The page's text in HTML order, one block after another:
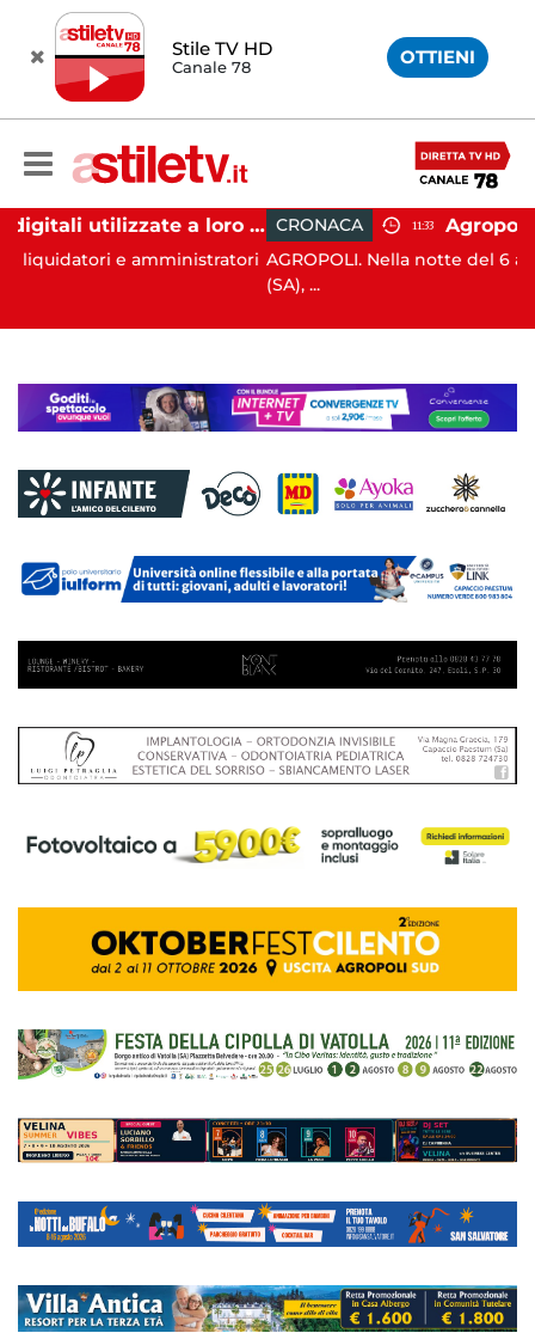
Stile TV HD
Canale 78 OTTIENI
Firme digitali utilizzate a loro insaputa: 9 indagati nel Vallo di Diano CRONACA 11:33
AGROPOLI. Nella notte del 6 agosto scorso, ad